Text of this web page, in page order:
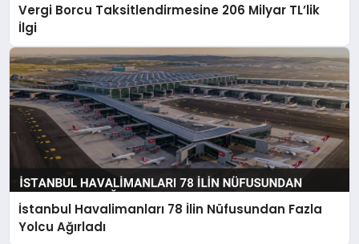
Vergi Borcu Taksitlendirmesine 206 Milyar TL’lik
İlgi
İstanbul Havalimanları 78 İlin Nüfusundan Fazla
Yolcu Ağırladı